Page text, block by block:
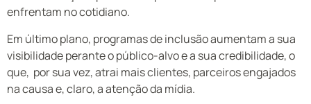
enfrentam no cotidiano.
Em último plano, programas de inclusão aumentam a sua
visibilidade perante o público-alvo e a sua credibilidade, o
que, por sua vez, atrai mais clientes, parceiros engajados
na causa e, claro, a atenção da mídia.